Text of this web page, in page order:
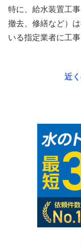
特に、給水装置工
撤去、修繕など）
いる指定業者に工
近